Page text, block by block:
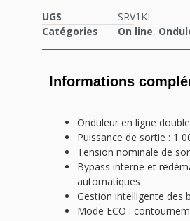
UGS
SRV1KI
Catégories
On line,
Informations
Onduleur en ligne
Puissance de sortie : 1
Tension nominale de
Bypass interne et
automatiques
Gestion intelligente des
Mode ECO :